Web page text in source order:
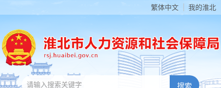
繁体中文 我的淮北